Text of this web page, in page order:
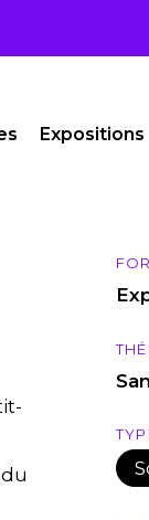
Expositions